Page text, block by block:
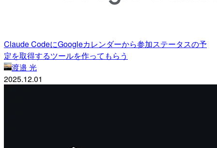
Claude CodeにGoogleカレンダーから参加ステータスの予
定を取得するツールを作ってもらう
渡邉 光
2025.12.01